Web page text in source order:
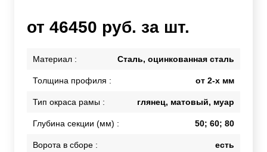
от 46450 руб. за шт.
Материал : Сталь, оцинкованная сталь
Толщина профиля : от 2-х мм
Тип окраса рамы : глянец, матовый, муар
Глубина секции (мм) : 50; 60; 80
Ворота в сборе : есть